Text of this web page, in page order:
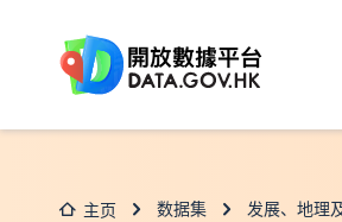
主页 数据集 发展、地理